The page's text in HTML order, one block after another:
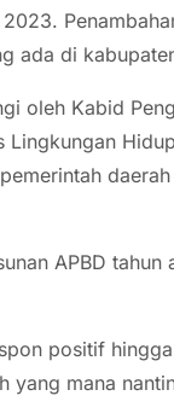
ada di
oleh Kabid
Lingkungan
APBD tahun
positif
yang mana